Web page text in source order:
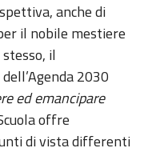
anche di
il nobile mestiere
il
2030
ed emancipare
offre
di vista differenti